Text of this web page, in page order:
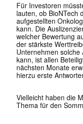
Für Investoren
lauten, ob BioNTech
aufgestellten
kann. Die
welcher Bewertung
der stärkste
Unternehmen solche
kann, ist allen
nächsten Monate
hierzu erste
Vielleicht haben die
Thema für den